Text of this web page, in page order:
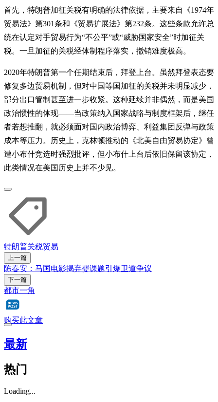
首先，特朗普加征关税有明确的法律依据，主要来自《1974年
贸易法》第301条和《贸易扩展法》第232条。这些条款允许总
统在认定对手贸易行为“不公平”或“威胁国家安全”时加征关
税。一旦加征的关税经体制程序落实，撤销难度极高。
2020年特朗普第一个任期结束后，拜登上台。虽然拜登表态要
修复多边贸易机制，但对中国等国加征的关税并未明显减少，
部分出口管制甚至进一步收紧。这种延续并非偶然，而是美国
政治惯性的体现——当政策纳入国家战略与制度框架后，继任
者若想推翻，就必须面对国内政治博弈、利益集团反弹与政策
成本等压力。历史上，克林顿推动的《北美自由贸易协定》曾
遭小布什竞选时强烈批评，但小布什上台后依旧保留该协定，
此类情况在美国历史上并不少见。
特朗普关税贸易
上一篇
陈春安：马国电影揭弃婴课题引爆卫道争议
下一篇
都市一角
购买此文章
最新
热门
Loading...